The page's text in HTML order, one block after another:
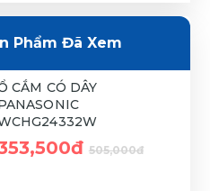
Phẩm Đã Xem
CẮM CÓ DÂY
505,000đ